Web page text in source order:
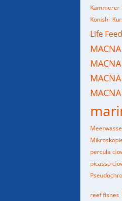
Kammerer
Konishi
Life Feed
percula
picasso
reef fishes